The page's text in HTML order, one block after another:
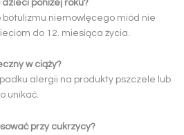
poniżej roku?
botulizmu niemowlęcego miód nie
do 12. miesiąca życia.
w ciąży?
alergii na produkty pszczele lub
unikać.
przy cukrzycy?